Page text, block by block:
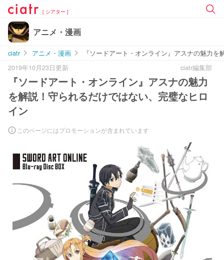
[ シアター ]
アニメ・漫画
ciatr アニメ・漫画
『ソードアート・オンライン』アスナの魅力
2019年10月23日更新
ciatr編集部
『ソードアート・オンライン』アスナの魅力
を解説！守られるだけではない、完璧なヒロ
イン
このページにはプロモーションが含まれています